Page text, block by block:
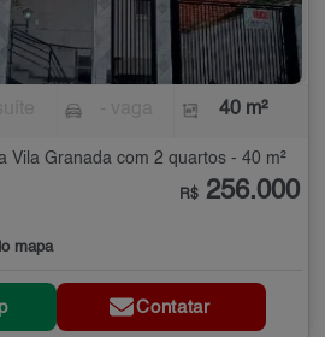
40 m²
Vila Granada com 2 quartos - 40 m²
mapa
R$ 256.000
Contatar